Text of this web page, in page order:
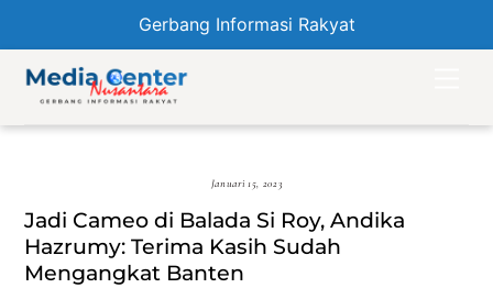
Gerbang Informasi Rakyat
content
Januari 15, 2023
Jadi Cameo di Balada Si Roy, Andika
Hazrumy: Terima Kasih Sudah
Mengangkat Banten